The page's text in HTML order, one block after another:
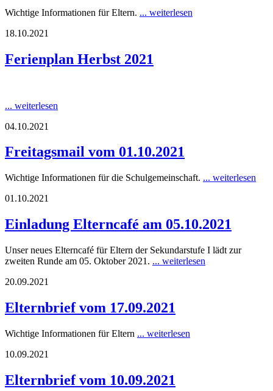
Wichtige Informationen für Eltern. ... weiterlesen
18.10.2021
Ferienplan Herbst 2021
... weiterlesen
04.10.2021
Freitagsmail vom 01.10.2021
Wichtige Informationen für die Schulgemeinschaft. ... weiterlesen
01.10.2021
Einladung Elterncafé am 05.10.2021
Unser neues Elterncafé für Eltern der Sekundarstufe I lädt zur
zweiten Runde am 05. Oktober 2021. ... weiterlesen
20.09.2021
Elternbrief vom 17.09.2021
Wichtige Informationen für Eltern ... weiterlesen
10.09.2021
Elternbrief vom 10.09.2021